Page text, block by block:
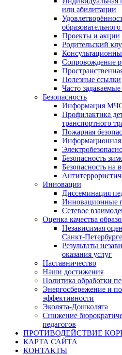
или абилитации
Проекты и акции
Родительский
Сопровождение
Полезные ссылки
Часто
Безопасность
Информация
Профилактика
транспортного
Пожарная
Информационная
Безопасность
Безопасность на
Инновации
Диссеминация
Инновационные
Сетевое
Оценка качества
Независимая
Санкт-Петербурге
Результаты
оказания услуг
Наставничество
Наши достижения
Политика обработки
Энергосбережение и
эффективности
Эколята-Дошколята
Снижение
педагогов
ПРОТИВОДЕЙСТВИЕ
КАРТА САЙТА
КОНТАКТЫ